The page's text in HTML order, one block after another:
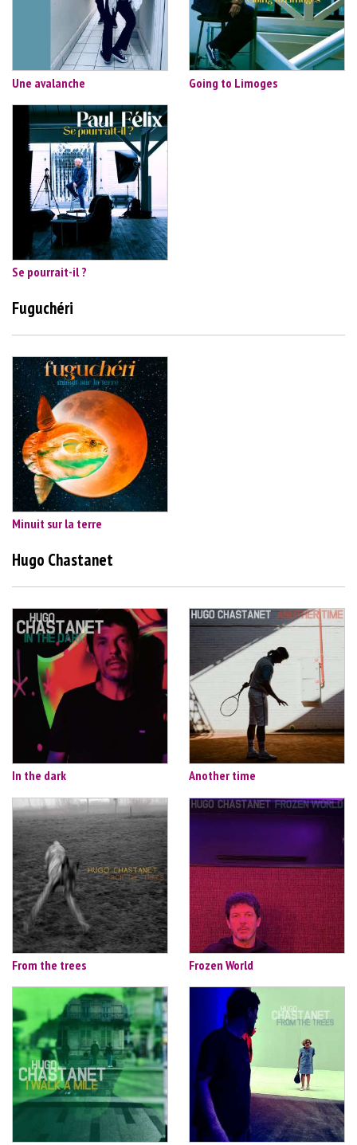
Une avalanche Going to Limoges
Se pourrait-il ?
Fuguchéri
Minuit sur la terre
Hugo Chastanet
In the dark Another time
From the trees Frozen World